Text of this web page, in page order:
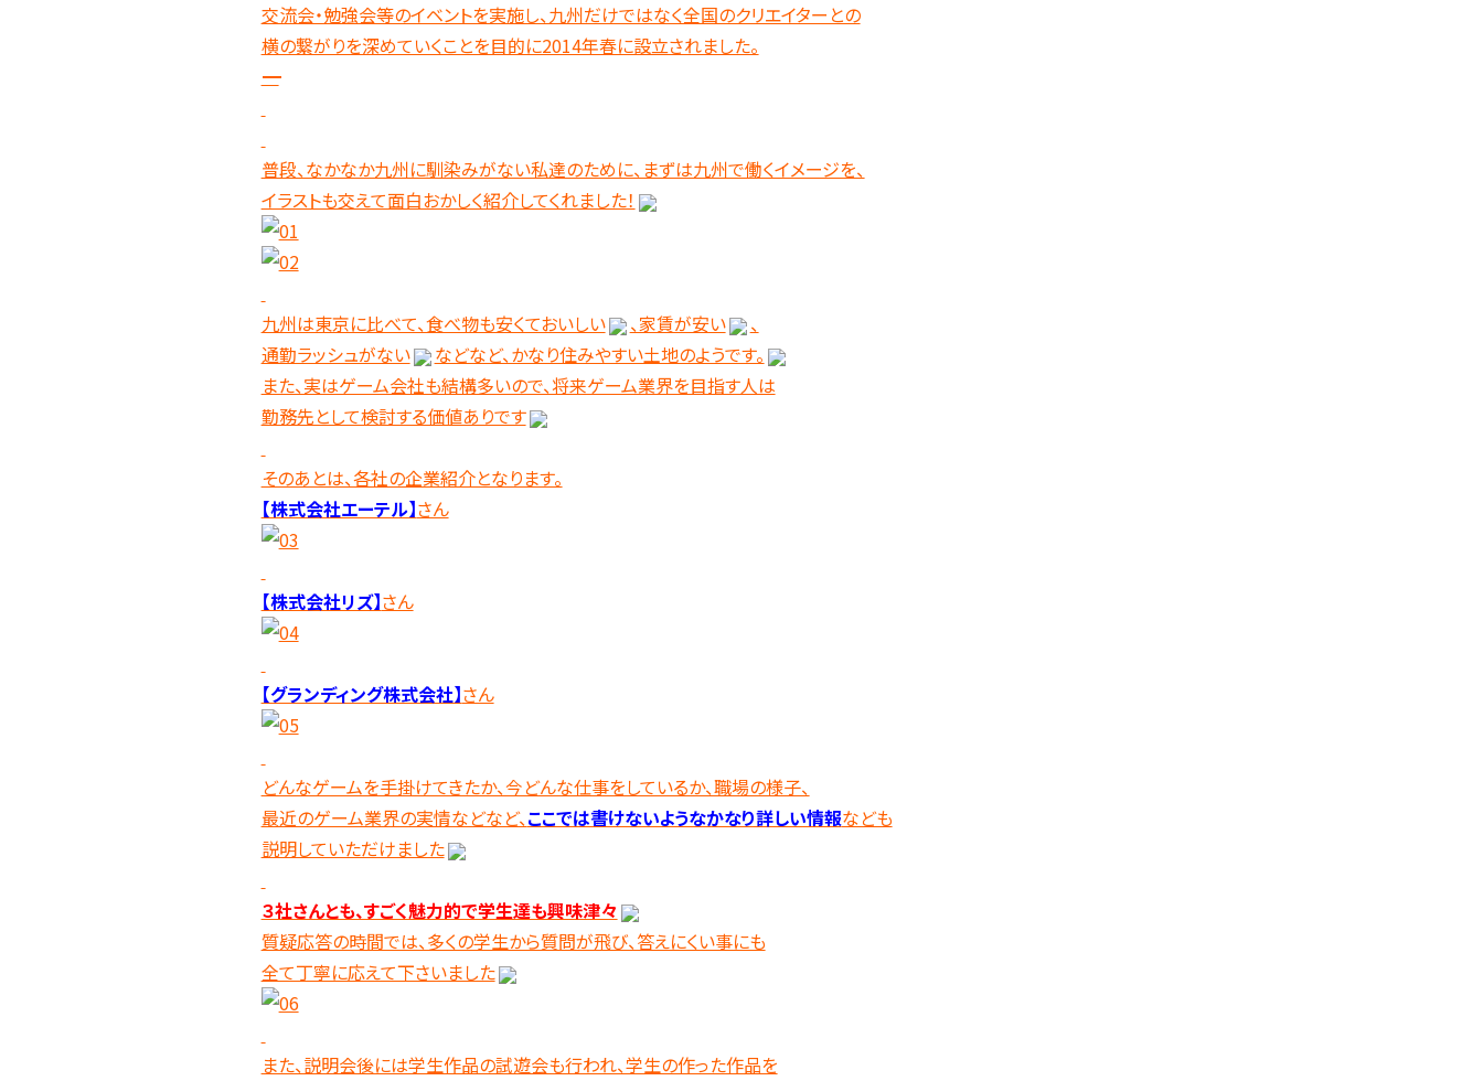
交流会・勉強会等のイベントを実施し、九州だけではなく全国のクリエイターとの
横の繋がりを深めていくことを目的に2014年春に設立されました。
―――――――――――――――――――――――――――――――――――――
普段、なかなか九州に馴染みがない私達のために、まずは九州で働くイメージを、
イラストも交えて面白おかしく紹介してくれました！
九州は東京に比べて、食べ物も安くておいしい 、家賃が安い
、
通勤ラッシュがない
などなど、かなり住みやすい土地のようです。
また、実はゲーム会社も結構多いので、将来ゲーム業界を目指す人は
勤務先として検討する価値ありです
そのあとは、各社の企業紹介となります。
【株式会社エーテル】さん
【株式会社リズ】さん
【グランディング株式会社】さん
どんなゲームを手掛けてきたか、今どんな仕事をしているか、職場の様子、
最近のゲーム業界の実情などなど、ここでは書けないようなかなり詳しい情報なども
説明していただけました
３社さんとも、すごく魅力的で学生達も興味津々
質疑応答の時間では、多くの学生から質問が飛び、答えにくい事にも
全て丁寧に応えて下さいました
また、説明会後には学生作品の試遊会も行われ、学生の作った作品を